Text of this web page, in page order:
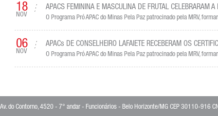
18
NOV
APACS FEMININA E MASCULINA DE FRUTAL CELEBRARAM
O Programa Pró APAC do Minas Pela Paz patrocinado pela MRV,
06
NOV
APACs DE CONSELHEIRO LAFAIETE RECEBERAM OS
O Programa Pró APAC do Minas Pela Paz patrocinado pela MRV,
Av. do Contorno, 4520 - 7° andar - Funcionários - Belo Horizonte/MG CEP 30110-